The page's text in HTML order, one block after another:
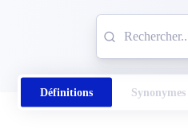
Définitions Synonymes